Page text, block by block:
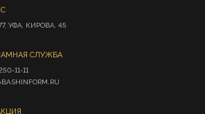
УФА, КИРОВА, 45
СЛУЖБА
11-11